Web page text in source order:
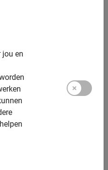
jou en
8 deelnemers
extra gids ingezet
meer gidsen in
& MVO